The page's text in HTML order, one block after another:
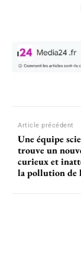
Article précédent
Une équipe
trouve un
curieux et
la pollution de